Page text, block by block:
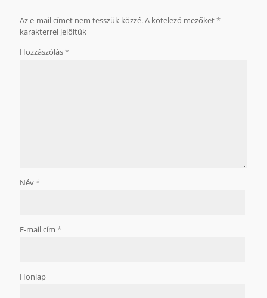
Az e-mail címet nem tesszük közzé.A kötelező mezőket*
karakterrel jelöltük
Hozzászólás*
Név*
E-mail cím *
Honlap